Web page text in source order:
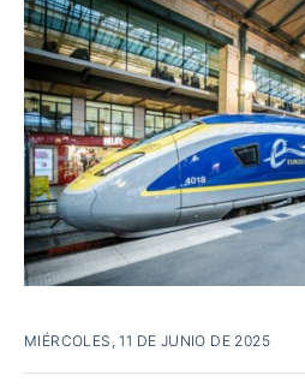
MIÉRCOLES, 11 DE JUNIO DE 2025